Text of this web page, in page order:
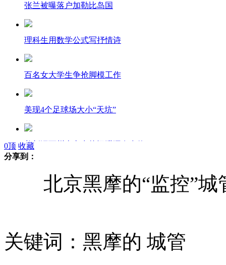
张兰被曝落户加勒比岛国
理科生用数学公式写抒情诗
百名女大学生争抢脚模工作
美现4个足球场大小“天坑”
美新泽西州火车出轨疑泄漏有毒物
实拍孟加拉火车壮观场面 远超春运
官方称农民工街头死亡系本人拒就医
0顶 收藏
分享到：
北京黑摩的“监控”城
关键词：黑摩的 城管